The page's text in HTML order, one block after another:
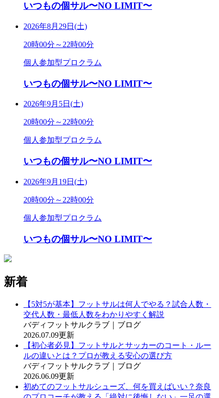
いつもの個サル〜NO LIMIT〜
2026年8月29日(土)
20時00分～22時00分
個人参加型プロクラム
いつもの個サル〜NO LIMIT〜
2026年9月5日(土)
20時00分～22時00分
個人参加型プロクラム
いつもの個サル〜NO LIMIT〜
2026年9月19日(土)
20時00分～22時00分
個人参加型プロクラム
いつもの個サル〜NO LIMIT〜
新着
【5対5が基本】フットサルは何人でやる？試合人数・
交代人数・最低人数をわかりやすく解説
バディフットサルクラブ｜ブログ
2026.07.09更新
【初心者必見】フットサルとサッカーのコート・ルー
ルの違いとは？プロが教える安心の選び方
バディフットサルクラブ｜ブログ
2026.06.09更新
初めてのフットサルシューズ、何を買えばいい？奈良